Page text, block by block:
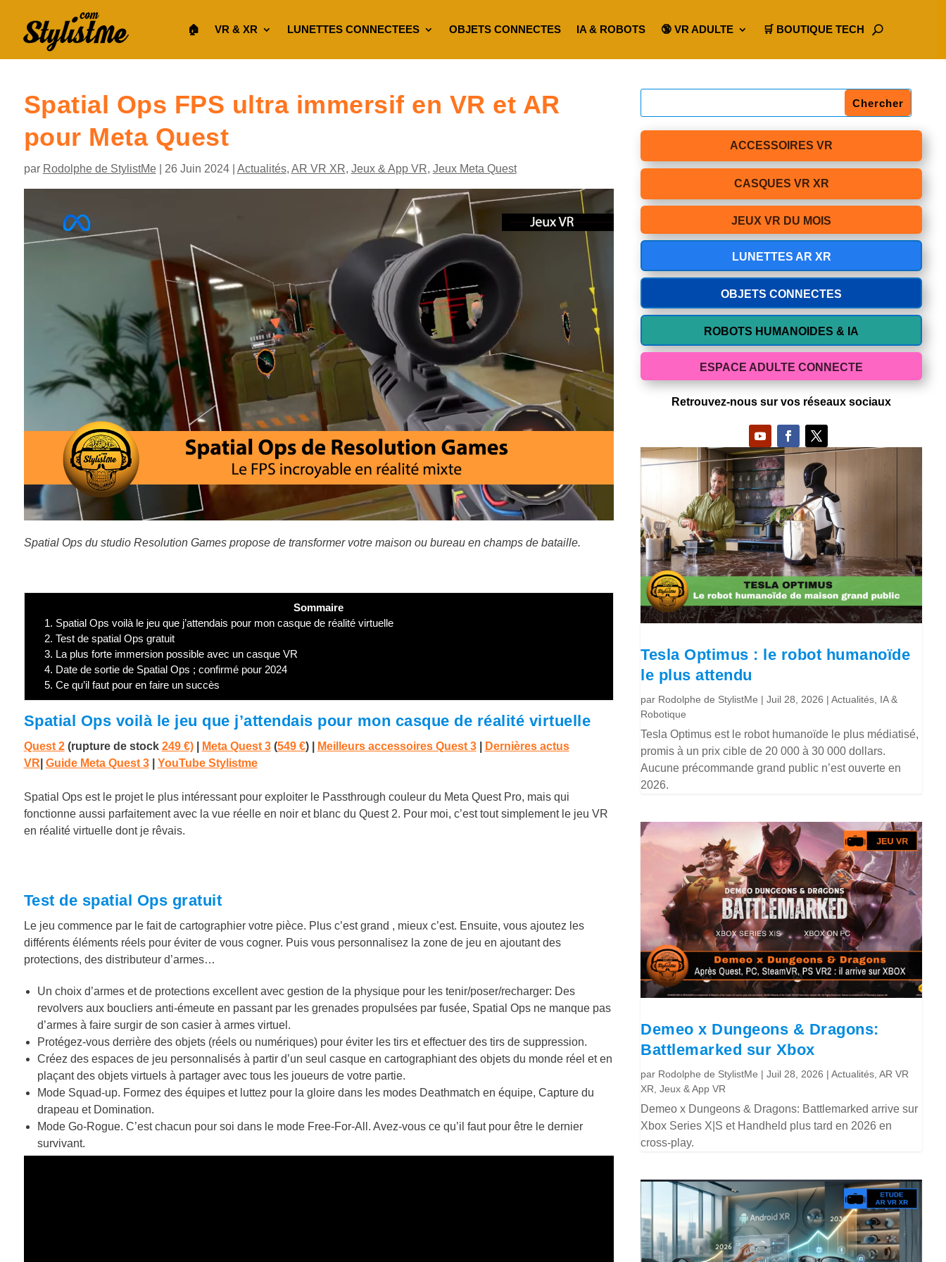
🏠︎ VR & XR LUNETTES CONNECTEES OBJETS CONNECTES IA & ROBOTS 🔞 VR ADULTE 🛒 BOUTIQUE TECH
Spatial Ops FPS ultra immersif en VR et AR
pour Meta Quest
par Rodolphe de StylistMe| 26 Juin 2024| Actualités, AR VR XR, Jeux & App VR, Jeux Meta Quest
Spatial Ops du studio Resolution Games propose de transformer votre maison ou bureau en champs de bataille.
Sommaire
1. Spatial Ops voilà le jeu que j’attendais pour mon casque de réalité virtuelle
2. Test de spatial Ops gratuit
3. La plus forte immersion possible avec un casque VR
4. Date de sortie de Spatial Ops ; confirmé pour 2024
5. Ce qu’il faut pour en faire un succès
Spatial Ops voilà le jeu que j’attendais pour mon casque de réalité virtuelle
Quest 2(rupture de stock 249 €) Meta Quest 3(549 €) Meilleurs accessoires Quest 3
Dernières actus
VR Guide Meta Quest 3 YouTube Stylistme
Spatial Ops est le projet le plus intéressant pour exploiter le Passthrough couleur du Meta Quest Pro, mais qui
fonctionne aussi parfaitement avec la vue réelle en noir et blanc du Quest 2. Pour moi, c’est tout simplement le jeu VR
en réalité virtuelle dont je rêvais.
Test de spatial Ops gratuit
Le jeu commence par le fait de cartographier votre pièce. Plus c’est grand , mieux c’est. Ensuite, vous ajoutez les
différents éléments réels pour éviter de vous cogner. Puis vous personnalisez la zone de jeu en ajoutant des
protections, des distributeur d’armes…
Un choix d’armes et de protections excellent avec gestion de la physique pour les tenir/poser/recharger: Des
revolvers aux boucliers anti-émeute en passant par les grenades propulsées par fusée, Spatial Ops ne manque pas
d’armes à faire surgir de son casier à armes virtuel.
Protégez-vous derrière des objets (réels ou numériques) pour éviter les tirs et effectuer des tirs de suppression.
Créez des espaces de jeu personnalisés à partir d’un seul casque en cartographiant des objets du monde réel et en
plaçant des objets virtuels à partager avec tous les joueurs de votre partie.
Mode Squad-up. Formez des équipes et luttez pour la gloire dans les modes Deathmatch en équipe, Capture du
drapeau et Domination.
Mode Go-Rogue. C’est chacun pour soi dans le mode Free-For-All. Avez-vous ce qu’il faut pour être le dernier
survivant.
ACCESSOIRES VR
CASQUES VR XR
JEUX VR DU MOIS
LUNETTES AR XR
OBJETS CONNECTES
ROBOTS HUMANOIDES & IA
ESPACE ADULTE CONNECTE
Retrouvez-nous sur vos réseaux sociaux
Tesla Optimus : le robot humanoïde
le plus attendu
par Rodolphe de StylistMe |Juil 28, 2026 |Actualités IA &
Robotique
Tesla Optimus est le robot humanoïde le plus médiatisé,
promis à un prix cible de 20 000 à 30 000 dollars.
Aucune précommande grand public n’est ouverte en
2026.
Demeo x Dungeons & Dragons:
Battlemarked sur Xbox
par Rodolphe de StylistMe |Juil 28, 2026 |Actualités ,AR VR
XR ,Jeux & App VR
Demeo x Dungeons & Dragons: Battlemarked arrive sur
Xbox Series X|S et Handheld plus tard en 2026 en
cross-play.